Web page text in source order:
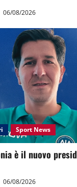
06/08/2026
Sport News
è il nuovo
06/08/2026